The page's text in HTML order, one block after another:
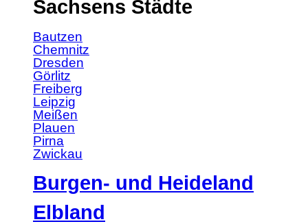
Sachsens Städte
Bautzen
Chemnitz
Dresden
Görlitz
Freiberg
Leipzig
Meißen
Plauen
Pirna
Zwickau
Burgen- und Heideland
Elbland